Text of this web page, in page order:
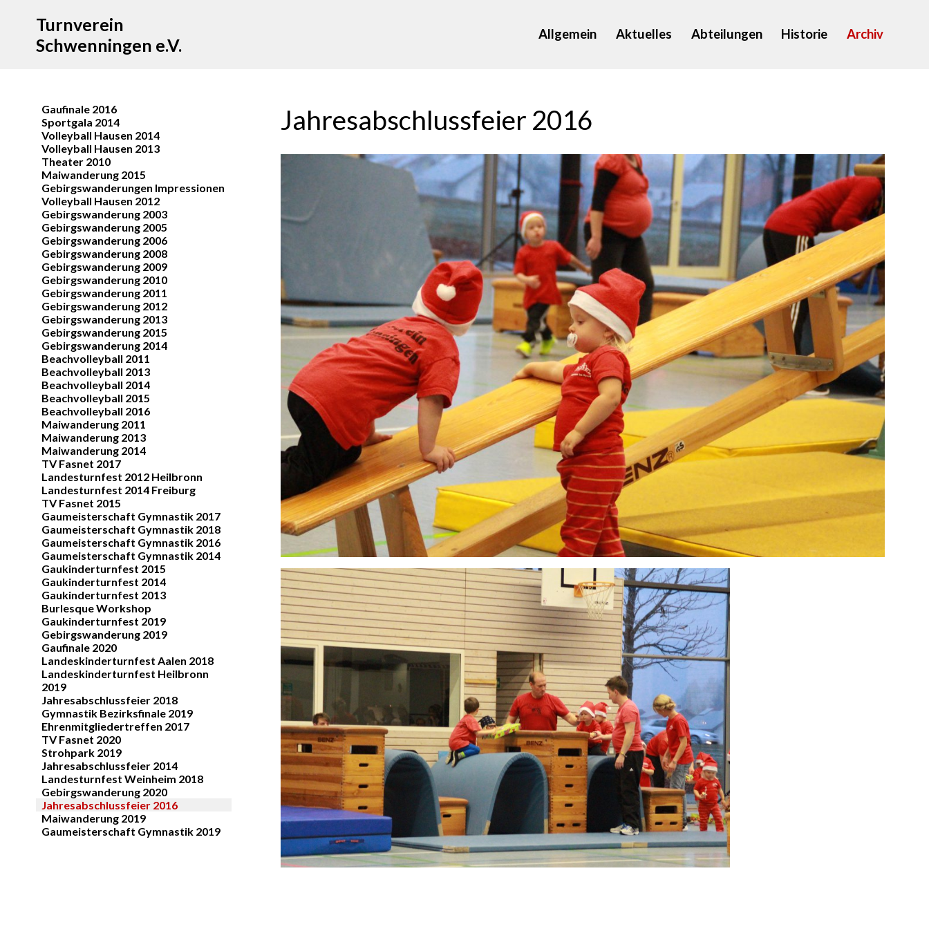
Turnverein
Schwenningen e.V.
Allgemein Aktuelles Abteilungen Historie Archiv
Gaufinale 2016
Sportgala 2014
Volleyball Hausen 2014
Volleyball Hausen 2013
Theater 2010
Maiwanderung 2015
Gebirgswanderungen Impressionen
Volleyball Hausen 2012
Gebirgswanderung 2003
Gebirgswanderung 2005
Gebirgswanderung 2006
Gebirgswanderung 2008
Gebirgswanderung 2009
Gebirgswanderung 2010
Gebirgswanderung 2011
Gebirgswanderung 2012
Gebirgswanderung 2013
Gebirgswanderung 2015
Gebirgswanderung 2014
Beachvolleyball 2011
Beachvolleyball 2013
Beachvolleyball 2014
Beachvolleyball 2015
Beachvolleyball 2016
Maiwanderung 2011
Maiwanderung 2013
Maiwanderung 2014
TV Fasnet 2017
Landesturnfest 2012 Heilbronn
Landesturnfest 2014 Freiburg
TV Fasnet 2015
Gaumeisterschaft Gymnastik 2017
Gaumeisterschaft Gymnastik 2018
Gaumeisterschaft Gymnastik 2016
Gaumeisterschaft Gymnastik 2014
Gaukinderturnfest 2015
Gaukinderturnfest 2014
Gaukinderturnfest 2013
Burlesque Workshop
Gaukinderturnfest 2019
Gebirgswanderung 2019
Gaufinale 2020
Landeskinderturnfest Aalen 2018
Landeskinderturnfest Heilbronn
2019
Jahresabschlussfeier 2018
Gymnastik Bezirksfinale 2019
Ehrenmitgliedertreffen 2017
TV Fasnet 2020
Strohpark 2019
Jahresabschlussfeier 2014
Landesturnfest Weinheim 2018
Gebirgswanderung 2020
Jahresabschlussfeier 2016
Maiwanderung 2019
Gaumeisterschaft Gymnastik 2019
Jahresabschlussfeier 2016